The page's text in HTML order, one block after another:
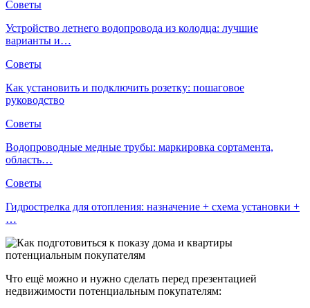
Советы
Устройство летнего водопровода из колодца: лучшие
варианты и…
Советы
Как установить и подключить розетку: пошаговое
руководство
Советы
Водопроводные медные трубы: маркировка сортамента,
область…
Советы
Гидрострелка для отопления: назначение + схема установки +
…
Что ещё можно и нужно сделать перед презентацией
недвижимости потенциальным покупателям: